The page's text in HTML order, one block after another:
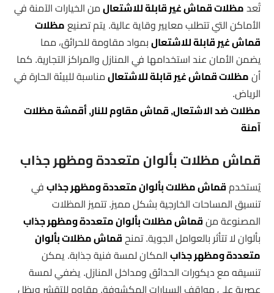
تُعدمظلات قماش غير قابلة للاشتعالمن الخيارات الآمنة في
الأماكن التي تتطلب معايير وقاية عالية. يتم تصنيعمظلات
قماش غير قابلة للاشتعالبمواد مقاومة للحرائق، مما
يضمن الأمان عند استخدامها في المنازل والمراكز التجارية. كما
أنمظلات قماش غير قابلة للاشتعالمناسبة للبيئة الحارة في
الرياض.
مظلات ضد الاشتعال, قماش مقاوم للنار, أقمشة مظلات
آمنة
قماش مظلات بألوان متعددة ومظهر جذاب
يُستخدمقماش مظلات بألوان متعددة ومظهر جذابفي
تنسيق المساحات الخارجية بشكل مميز. تتميز المظلات
المصنوعة منقماش مظلات بألوان متعددة ومظهر جذاب
بألوان لا تتأثر بالعوامل الجوية. تمنحقماش مظلات بألوان
متعددة ومظهر جذابالمكان لمسة فنية جذابة. يمكن
تنسيقه مع ديكورات الحدائق ومداخل المنازل. يضفي لمسة
عصرية على مواقف السيارات المكشوفة. مقاوم للتقشر ويظل